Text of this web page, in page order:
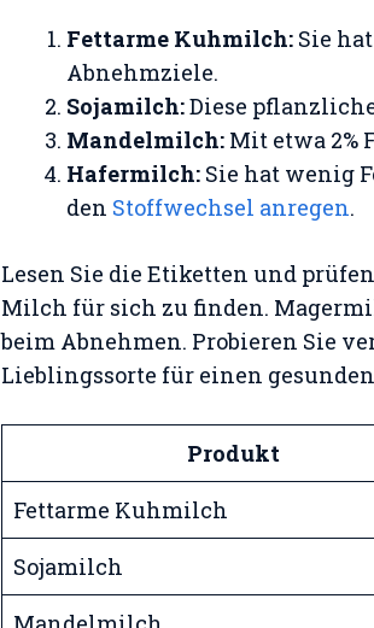
Fettarme Kuhmilch: Sie
Abnehmziele.
Sojamilch:Diese
Mandelmilch: Mit etwa 2%
Hafermilch: Sie hat wenig
den Stoffwechsel anregen.
Lesen Sie die Etiketten und
Milch für sich zu finden.
beim Abnehmen. Probieren Sie
Lieblingssorte für einen
Produkt
Fettarme Kuhmilch
Sojamilch